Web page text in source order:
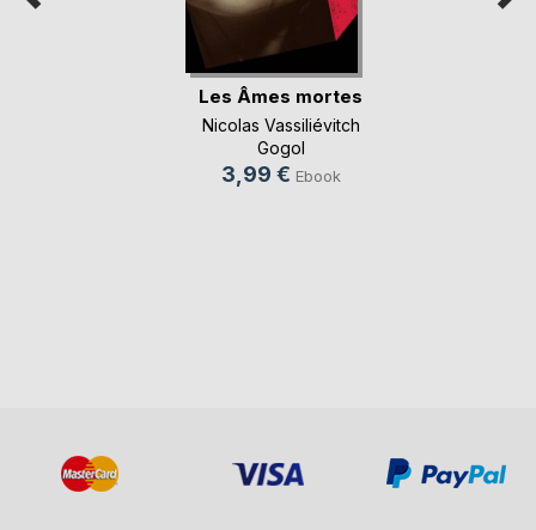
Les Âmes mortes
Nicolas Vassiliévitch
Gogol
3,99 € Ebook